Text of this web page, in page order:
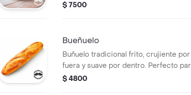
$ 7500
Bueñuelo
Buñuelo tradicional frito, crujiente por
fuera y suave por dentro. Perfecto
acompañar tus comidas.
$ 4800